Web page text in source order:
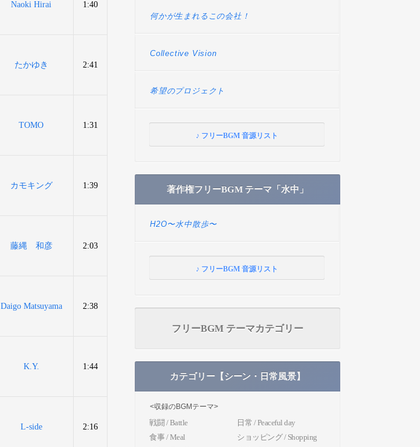
Naoki Hirai 1:40
たかゆき 2:41
TOMO 1:31
カモキング 1:39
藤縄 和彦 2:03
Daigo Matsuyama 2:38
K.Y. 1:44
L-side 2:16
何かが生まれるこの会社！
Collective Vision
希望のプロジェクト
♪ フリーBGM 音源リスト
著作権フリーBGM テーマ「水中」
H2O〜水中散歩〜
♪ フリーBGM 音源リスト
フリーBGM テーマカテゴリー
カテゴリー【シーン・日常風景】
<収録のBGMテーマ>
戦闘 / Battle
日常 / Peaceful day
食事 / Meal
ショッピング / Shopping